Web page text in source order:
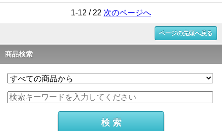
1-12 / 22 次のページへ
ページの先頭へ戻る
商品検索